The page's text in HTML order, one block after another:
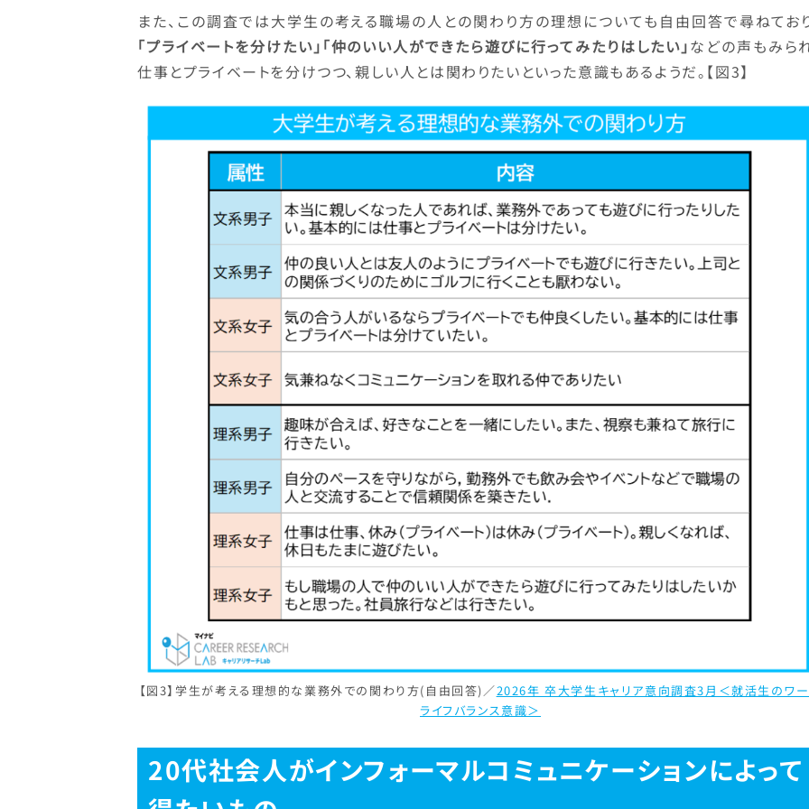
また、この調査では大学生の考える職場の人との関わり方の理想についても自由回答で尋ねてお
「プライベートを分けたい」「仲のいい人ができたら遊びに行ってみたりはしたい」などの声もみら
仕事とプライベートを分けつつ、親しい人とは関わりたいといった意識もあるようだ。【図3】
【図3】学生が考える理想的な業務外での関わり方(自由回答)／2026年 卒大学生キャリア意向調査3月＜就活生のワ
ライフバランス意識＞
20代社会人がインフォーマルコミュニケーションによって